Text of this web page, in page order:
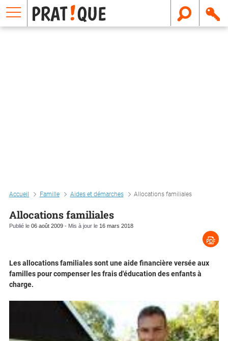
Accueil Famille Aides et démarches Allocations familiales
Allocations familiales
Publié le 06 août 2009 - Mis à jour le 16 mars 2018
Les allocations familiales sont une aide financière versée aux
familles pour compenser les frais d'éducation des enfants à
charge.
E
m
a